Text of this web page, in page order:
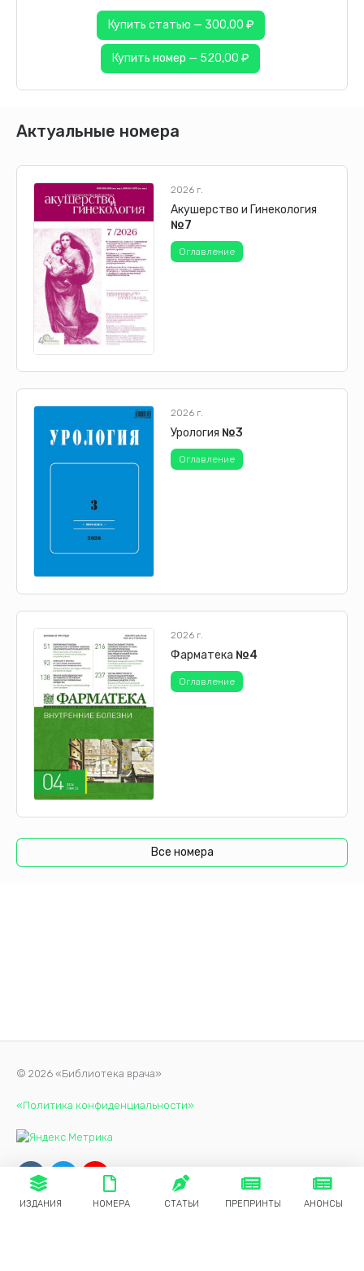
Купить статью — 300,00 ₽
Купить номер — 520,00 ₽
Актуальные номера
2026 г.
Акушерство и Гинекология
№7
Оглавление
2026 г.
Урология №3
Оглавление
2026 г.
Фарматека №4
Оглавление
Все номера
© 2026 «Библиотека врача»
«Политика конфиденциальности»
ИЗДАНИЯ НОМЕРА СТАТЬИ ПРЕПРИНТЫ АНОНСЫ